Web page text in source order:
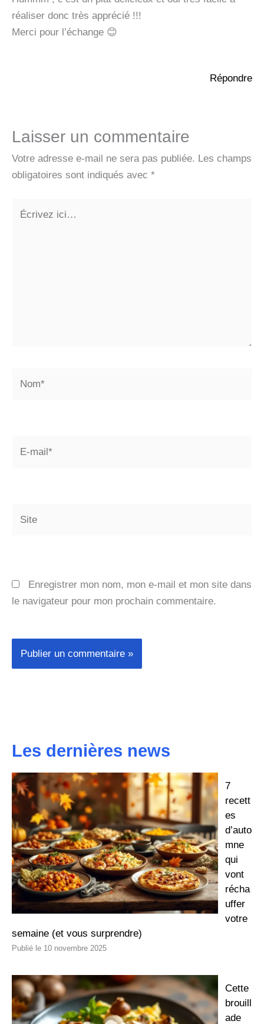
réaliser donc très apprécié !!!
Merci pour l’échange 😊
Répondre
Laisser un commentaire
Votre adresse e-mail ne sera pas publiée. Les champs
obligatoires sont indiqués avec *
Enregistrer mon nom, mon e-mail et mon site dans
le navigateur pour mon prochain commentaire.
Les dernières news
7
recett
es
d’auto
mne
qui
vont
récha
uffer
votre
semaine (et vous surprendre)
10 novembre 2025
Cette
brouill
ade